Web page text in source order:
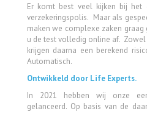
Er komt best veel kijken bij het
verzekeringspolis. Maar als
maken we complexe zaken
u de test volledig online af. Zowel
krijgen daarna een berekend
Automatisch.
Ontwikkeld door Life Experts.
In 2021 hebben wij onze
gelanceerd. Op basis van de